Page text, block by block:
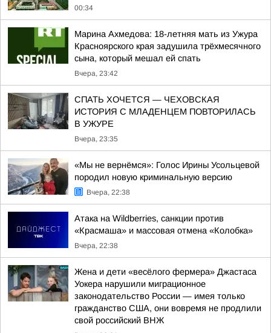
00:34
Марина Ахмедова: 18-летняя мать из Ужура
Красноярского края задушила трёхмесячного
сына, который мешал ей спать
Вчера, 23:42
СПАТЬ ХОЧЕТСЯ — ЧЕХОВСКАЯ
ИСТОРИЯ С МЛАДЕНЦЕМ ПОВТОРИЛАСЬ
В УЖУРЕ
Вчера, 23:35
«Мы не вернёмся»: Голос Ирины Усольцевой
породил новую криминальную версию
Вчера, 22:38
Атака на Wildberries, санкции против
«Красмаша» и массовая отмена «Колобка»
Вчера, 22:38
Жена и дети «весёлого фермера» Джастаса
Уокера нарушили миграционное
законодательство России — имея только
гражданство США, они вовремя не продлили
свой российский ВНЖ